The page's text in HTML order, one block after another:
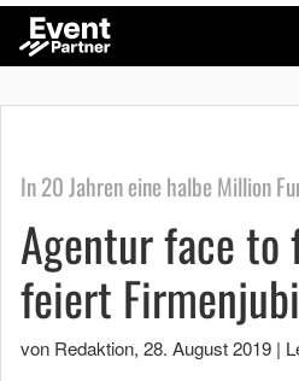
In 20 Jahren eine halbe Million
Agentur face to
feiert
von Redaktion, 28. August 2019 |